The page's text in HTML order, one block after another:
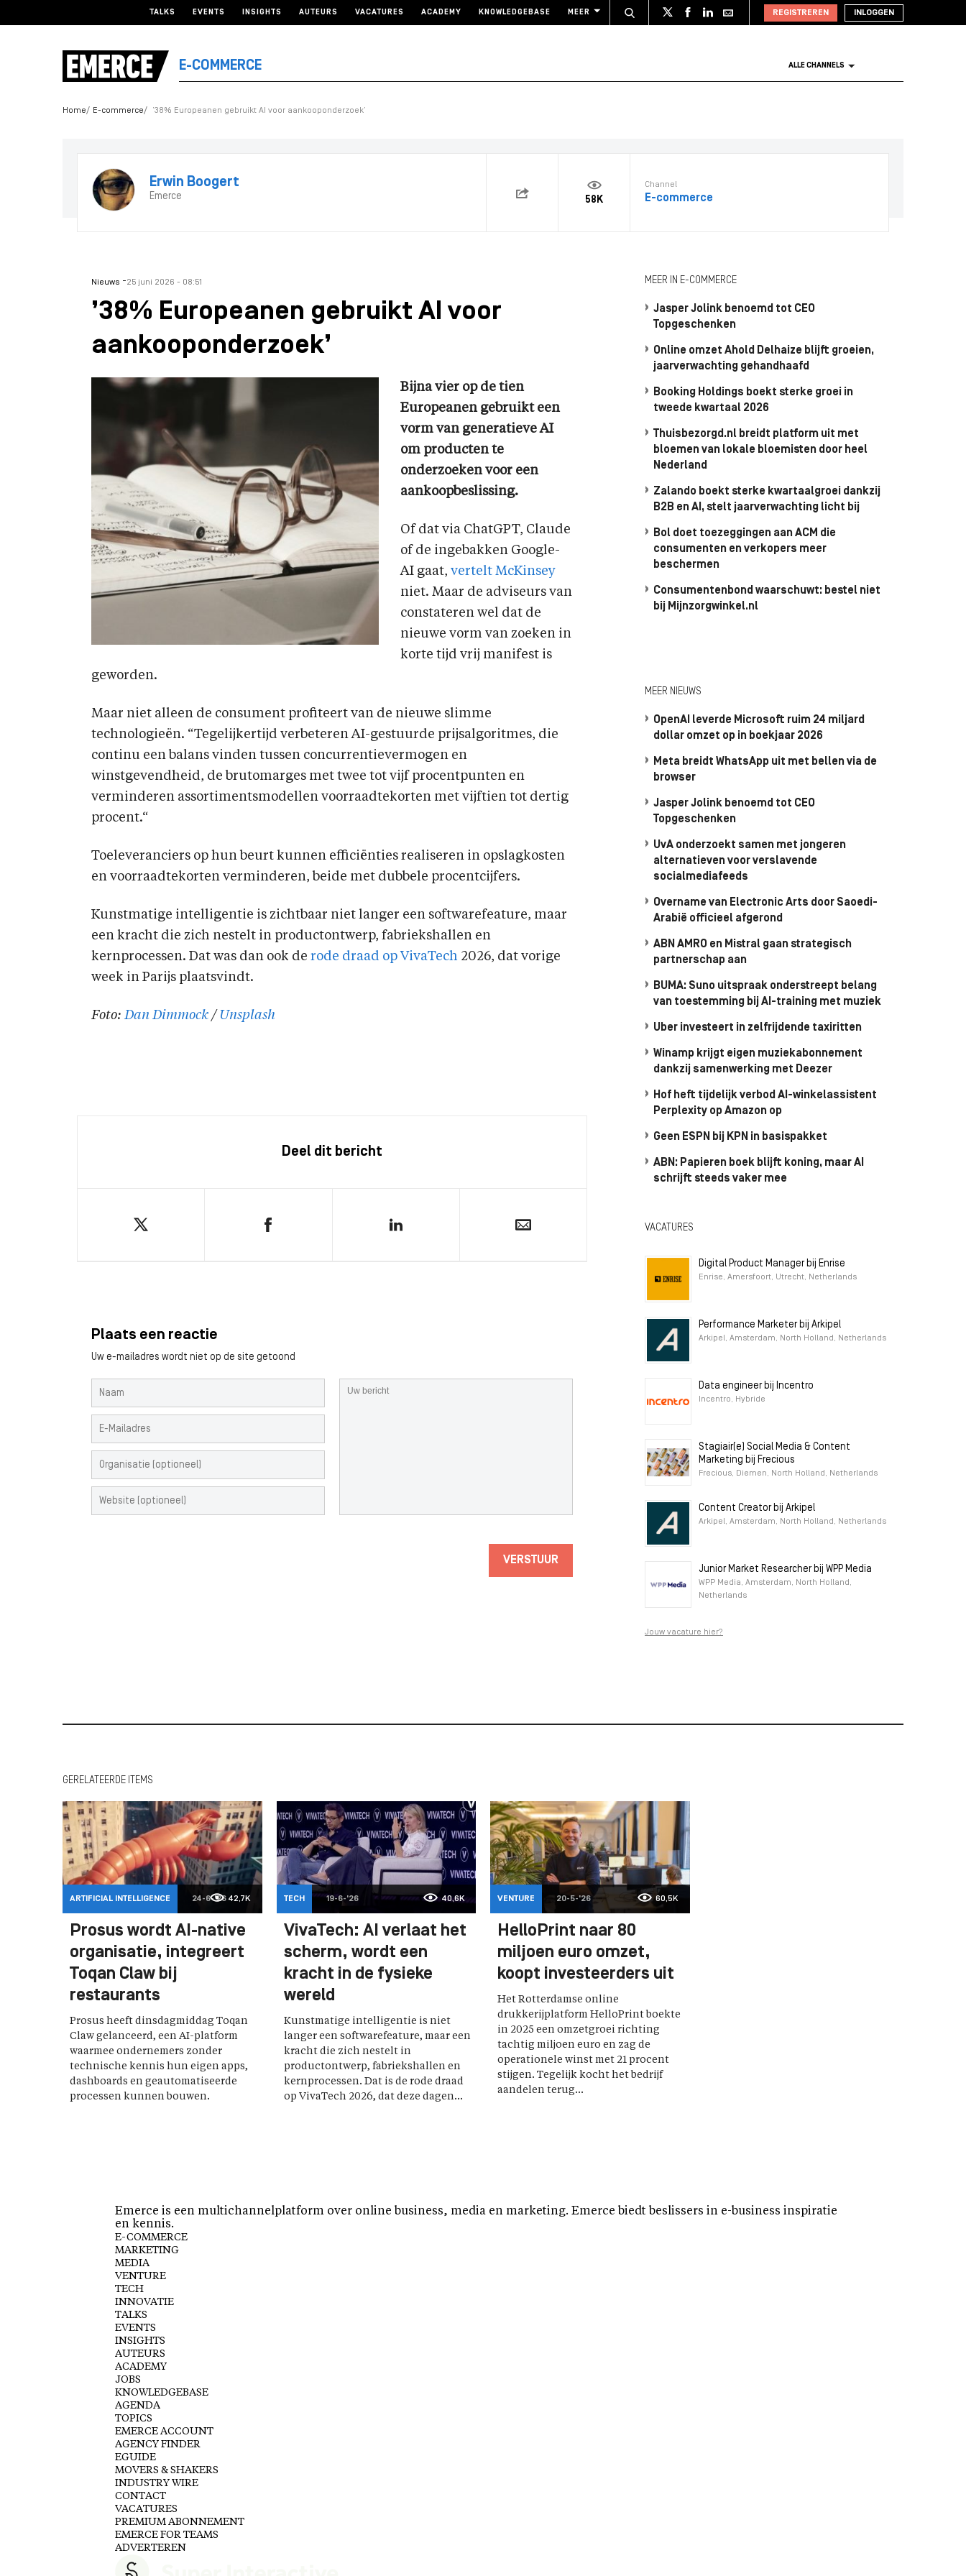
TALKS EVENTS INSIGHTS AUTEURS VACATURES ACADEMY KNOWLEDGEBASE MEER REGISTREREN INLOGGEN
E-COMMERCE ALLE CHANNELS
Home E-commerce ’38% Europeanen gebruikt AI voor aankooponderzoek’
Erwin Boogert
Emerce 58K
Channel
E-commerce
Nieuws -25 juni 2026 - 08:51
’38% Europeanen gebruikt AI voor
aankooponderzoek’
Bijna vier op de tien
Europeanen gebruikt een
vorm van generatieve AI
om producten te
onderzoeken voor een
aankoopbeslissing.
Of dat via ChatGPT, Claude
of de ingebakken Google-
AI gaat, vertelt McKinsey
niet. Maar de adviseurs van
constateren wel dat de
nieuwe vorm van zoeken in
korte tijd vrij manifest is
geworden.
Maar niet alleen de consument profiteert van de nieuwe slimme
technologieën. “Tegelijkertijd verbeteren AI-gestuurde prijsalgoritmes, die
continu een balans vinden tussen concurrentievermogen en
winstgevendheid, de brutomarges met twee tot vijf procentpunten en
verminderen assortimentsmodellen voorraadtekorten met vijftien tot dertig
procent.“
Toeleveranciers op hun beurt kunnen efficiënties realiseren in opslagkosten
en voorraadtekorten verminderen, beide met dubbele procentcijfers.
Kunstmatige intelligentie is zichtbaar niet langer een softwarefeature, maar
een kracht die zich nestelt in productontwerp, fabriekshallen en
kernprocessen. Dat was dan ook de rode draad op VivaTech 2026, dat vorige
week in Parijs plaatsvindt.
Foto: Dan Dimmock / Unsplash
Deel dit bericht
Plaats een reactie
Uw e-mailadres wordt niet op de site getoond
VERSTUUR
MEER IN E-COMMERCE
Jasper Jolink benoemd tot CEO
Topgeschenken
Online omzet Ahold Delhaize blijft groeien,
jaarverwachting gehandhaafd
Booking Holdings boekt sterke groei in
tweede kwartaal 2026
Thuisbezorgd.nl breidt platform uit met
bloemen van lokale bloemisten door heel
Nederland
Zalando boekt sterke kwartaalgroei dankzij
B2B en AI, stelt jaarverwachting licht bij
Bol doet toezeggingen aan ACM die
consumenten en verkopers meer
beschermen
Consumentenbond waarschuwt: bestel niet
bij Mijnzorgwinkel.nl
MEER NIEUWS
OpenAI leverde Microsoft ruim 24 miljard
dollar omzet op in boekjaar 2026
Meta breidt WhatsApp uit met bellen via de
browser
Jasper Jolink benoemd tot CEO
Topgeschenken
UvA onderzoekt samen met jongeren
alternatieven voor verslavende
socialmediafeeds
Overname van Electronic Arts door Saoedi-
Arabië officieel afgerond
ABN AMRO en Mistral gaan strategisch
partnerschap aan
BUMA: Suno uitspraak onderstreept belang
van toestemming bij AI-training met muziek
Uber investeert in zelfrijdende taxiritten
Winamp krijgt eigen muziekabonnement
dankzij samenwerking met Deezer
Hof heft tijdelijk verbod AI-winkelassistent
Perplexity op Amazon op
Geen ESPN bij KPN in basispakket
ABN: Papieren boek blijft koning, maar AI
schrijft steeds vaker mee
VACATURES
Digital Product Manager bij Enrise
Enrise, Amersfoort, Utrecht, Netherlands
Performance Marketer bij Arkipel
Arkipel, Amsterdam, North Holland, Netherlands
Data engineer bij Incentro
Incentro, Hybride
Stagiair(e) Social Media & Content
Marketing bij Frecious
Frecious, Diemen, North Holland, Netherlands
Content Creator bij Arkipel
Arkipel, Amsterdam, North Holland, Netherlands
Junior Market Researcher bij WPP Media
WPP Media, Amsterdam, North Holland,
Netherlands
Jouw vacature hier?
GERELATEERDE ITEMS
ARTIFICIAL INTELLIGENCE 24-6-'26 42,7K
Prosus wordt AI-native
organisatie, integreert
Toqan Claw bij
restaurants
Prosus heeft dinsdagmiddag Toqan
Claw gelanceerd, een AI-platform
waarmee ondernemers zonder
technische kennis hun eigen apps,
dashboards en geautomatiseerde
processen kunnen bouwen.
TECH 19-6-'26 40,6K
VivaTech: AI verlaat het
scherm, wordt een
kracht in de fysieke
wereld
Kunstmatige intelligentie is niet
langer een softwarefeature, maar een
kracht die zich nestelt in
productontwerp, fabriekshallen en
kernprocessen. Dat is de rode draad
op VivaTech 2026, dat deze dagen...
VENTURE 20-5-'26 60,5K
HelloPrint naar 80
miljoen euro omzet,
koopt investeerders uit
Het Rotterdamse online
drukkerijplatform HelloPrint boekte
in 2025 een omzetgroei richting
tachtig miljoen euro en zag de
operationele winst met 21 procent
stijgen. Tegelijk kocht het bedrijf
aandelen terug...
Emerce is een multichannelplatform over online business, media en marketing. Emerce biedt beslissers in e-business inspiratie
en kennis.
E-COMMERCE
MARKETING
MEDIA
VENTURE
TECH
INNOVATIE
TALKS
EVENTS
INSIGHTS
AUTEURS
ACADEMY
JOBS
KNOWLEDGEBASE
AGENDA
TOPICS
EMERCE ACCOUNT
AGENCY FINDER
EGUIDE
MOVERS & SHAKERS
INDUSTRY WIRE
CONTACT
VACATURES
PREMIUM ABONNEMENT
EMERCE FOR TEAMS
ADVERTEREN